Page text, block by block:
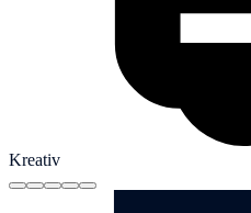
Kreativ